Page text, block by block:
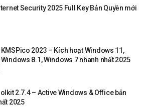
Security 2025 Full Key Bản Quyền mới
KMSPico 2023 – Kích hoạt Windows 11,
8.1, Windows 7 nhanh nhất 2025
2.7.4 – Active Windows & Office bản
2025